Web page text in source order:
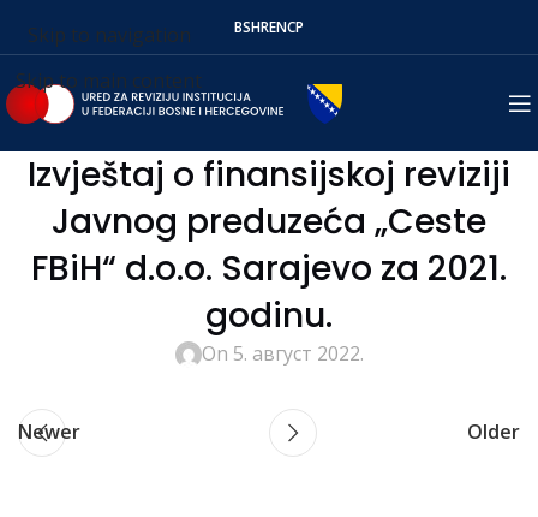
Skip to navigation
Skip to main content
BSHRENСР
Izvještaj o finansijskoj reviziji
Javnog preduzeća „Ceste
FBiH“ d.o.o. Sarajevo za 2021.
godinu.
On 5. август 2022.
Newer Older